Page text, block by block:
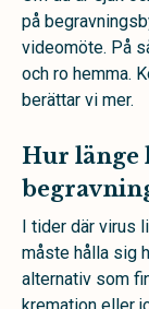
på
videomöte. På
och ro hemma.
berättar vi mer.
Hur länge
I tider där virus
måste hålla sig
alternativ som